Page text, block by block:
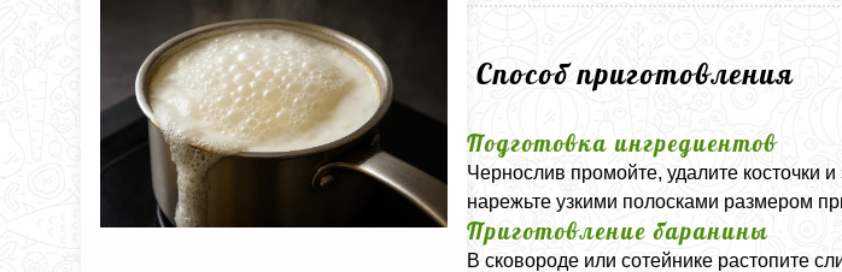
Способ приготовления
Подготовка ингредиентов
Чернослив промойте, удалите косточки
нарежьте узкими полосками размером
Приготовление баранины
В сковороде или сотейнике растопите